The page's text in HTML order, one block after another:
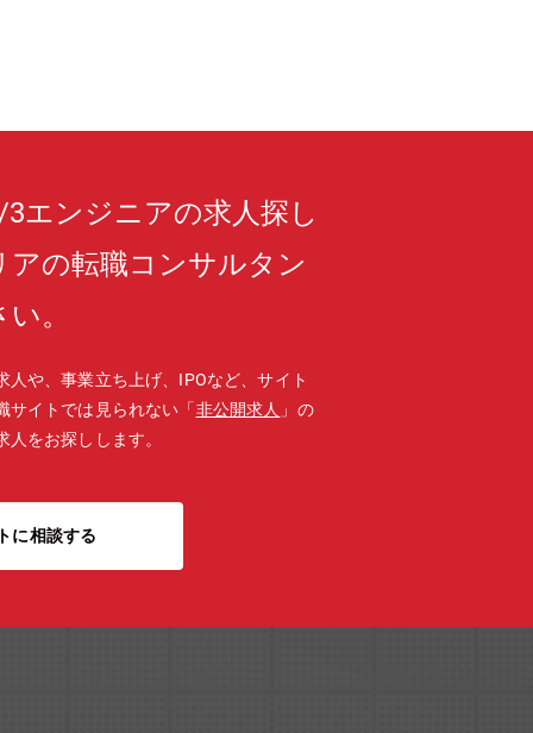
エンジニアの求人探し
の転職コンサルタン
。
人や、事業立ち上げ、IPOなど、サイト
サイトでは見られない「非公開求人 」の
をお探しします。
に相談する